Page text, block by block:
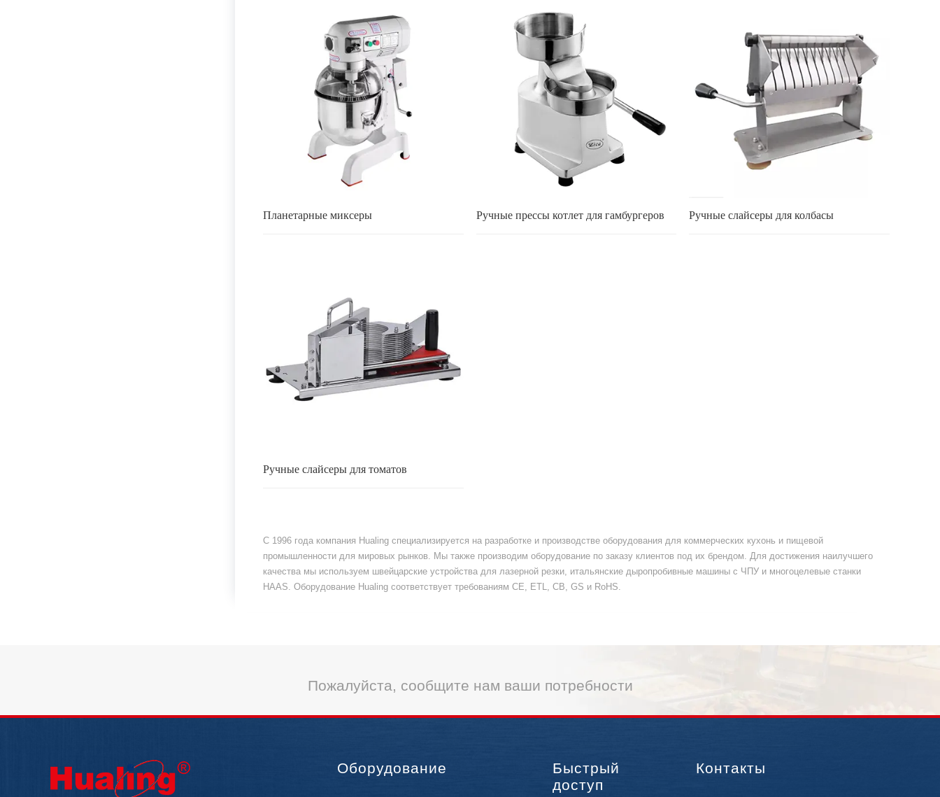
Планетарные миксеры Ручные прессы котлет для гамбургеров Ручные слайсеры для колбасы
Ручные слайсеры для томатов
С 1996 года компания Hualing специализируется на разработке и производстве оборудования для коммерческих кухонь и пищевой
промышленности для мировых рынков. Мы также производим оборудование по заказу клиентов под их брендом. Для достижения наилучшего
качества мы используем швейцарские устройства для лазерной резки, итальянские дыропробивные машины с ЧПУ и многоцелевые станки
HAAS. Оборудование Hualing соответствует требованиям CE, ETL, CB, GS и RoHS.
Пожалуйста, сообщите нам ваши потребности
Оборудование
Быстрый
доступ
Контакты